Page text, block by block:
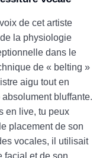
de cet artiste
la physiologie
dans le
de « belting »
aigu tout en
bluffante.
en live, tu peux
placement de son
vocales, il utilisait
facial et de son